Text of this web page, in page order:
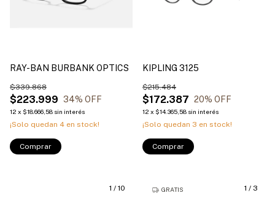
RAY-BAN BURBANK OPTICS
$223.999
$339.868
34% OFF
12 x $18.666,58 sin interés
¡Solo quedan 4 en stock!
Comprar
KIPLING 3125
$172.387
$215.484
20% OFF
12 x $14.365,58 sin interés
¡Solo quedan 3 en stock!
Comprar
1 / 10 1 / 3
GRATIS